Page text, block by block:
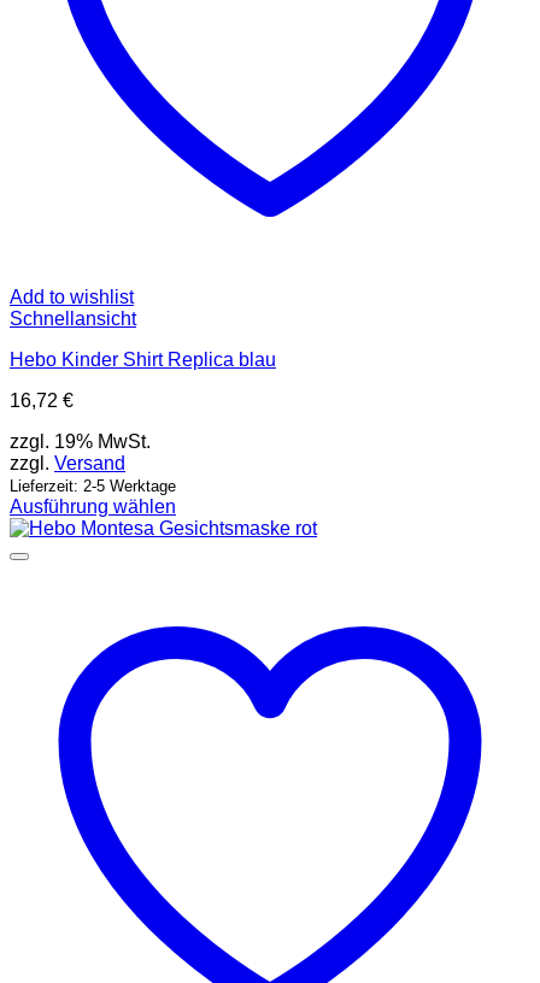
Add to wishlist
Schnellansicht
Hebo Kinder Shirt Replica blau
16,72 €
zzgl. 19% MwSt.
zzgl. Versand
Lieferzeit: 2-5 Werktage
Ausführung wählen
Dieses
Produkt
Optionen
können
Produktseite
gewählt
werden